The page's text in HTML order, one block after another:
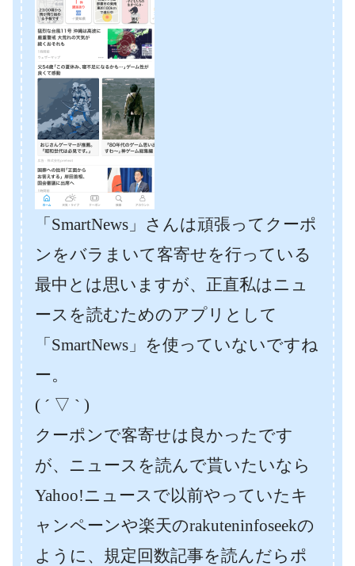
「SmartNews」さんは頑張ってクーポ
ンをバラまいて客寄せを行っている
最中とは思いますが、正直私はニュ
ースを読むためのアプリとして
「SmartNews」を使っていないですね
ー。
( ´ ▽ ` )
クーポンで客寄せは良かったです
が、ニュースを読んで貰いたいなら
Yahoo!ニュースで以前やっていたキ
ャンペーンや楽天のrakuteninfoseekの
ように、規定回数記事を読んだらポ